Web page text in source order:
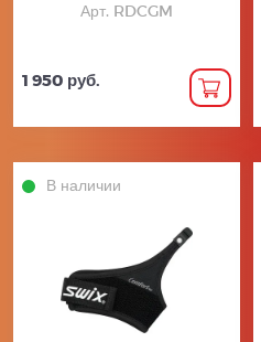
Арт. RDCGM
1 950 руб.
В наличии